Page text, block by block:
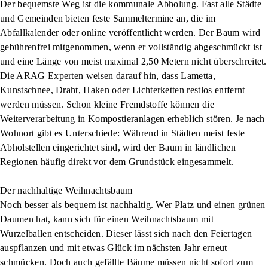
Der bequemste Weg ist die kommunale Abholung. Fast alle Städte
und Gemeinden bieten feste Sammeltermine an, die im
Abfallkalender oder online veröffentlicht werden. Der Baum wird
gebührenfrei mitgenommen, wenn er vollständig abgeschmückt ist
und eine Länge von meist maximal 2,50 Metern nicht überschreitet.
Die ARAG Experten weisen darauf hin, dass Lametta,
Kunstschnee, Draht, Haken oder Lichterketten restlos entfernt
werden müssen. Schon kleine Fremdstoffe können die
Weiterverarbeitung in Kompostieranlagen erheblich stören. Je nach
Wohnort gibt es Unterschiede: Während in Städten meist feste
Abholstellen eingerichtet sind, wird der Baum in ländlichen
Regionen häufig direkt vor dem Grundstück eingesammelt.
Der nachhaltige Weihnachtsbaum
Noch besser als bequem ist nachhaltig. Wer Platz und einen grünen
Daumen hat, kann sich für einen Weihnachtsbaum mit
Wurzelballen entscheiden. Dieser lässt sich nach den Feiertagen
auspflanzen und mit etwas Glück im nächsten Jahr erneut
schmücken. Doch auch gefällte Bäume müssen nicht sofort zum